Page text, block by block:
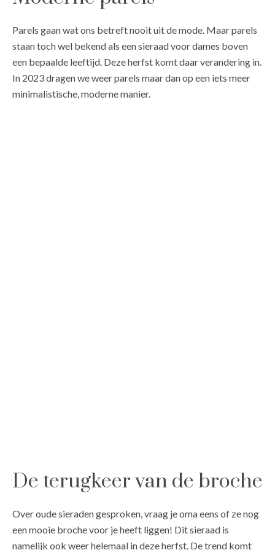
Parels gaan wat ons betreft nooit uit de mode. Maar parels
staan toch wel bekend als een sieraad voor dames boven
een bepaalde leeftijd. Deze herfst komt daar verandering in.
In 2023 dragen we weer parels maar dan op een iets meer
minimalistische, moderne manier.
De terugkeer van de broche
Over oude sieraden gesproken, vraag je oma eens of ze nog
een mooie broche voor je heeft liggen! Dit sieraad is
namelijk ook weer helemaal in deze herfst. De trend komt